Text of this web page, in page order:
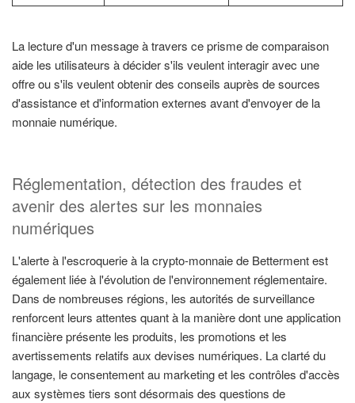
La lecture d'un message à travers ce prisme de comparaison
aide les utilisateurs à décider s'ils veulent interagir avec une
offre ou s'ils veulent obtenir des conseils auprès de sources
d'assistance et d'information externes avant d'envoyer de la
monnaie numérique.
Réglementation, détection des fraudes et
avenir des alertes sur les monnaies
numériques
L'alerte à l'escroquerie à la crypto-monnaie de Betterment est
également liée à l'évolution de l'environnement réglementaire.
Dans de nombreuses régions, les autorités de surveillance
renforcent leurs attentes quant à la manière dont une application
financière présente les produits, les promotions et les
avertissements relatifs aux devises numériques. La clarté du
langage, le consentement au marketing et les contrôles d'accès
aux systèmes tiers sont désormais des questions de